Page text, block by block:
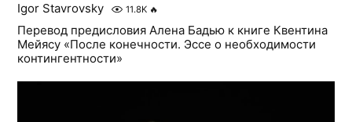
Igor Stavrovsky 11.8K 🔥
Перевод предисловия Алена Бадью к книге Квентина
Мейясу «После конечности. Эссе о необходимости
контингентности»